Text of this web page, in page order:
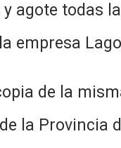
agote todas
empresa
de la
la Provincia